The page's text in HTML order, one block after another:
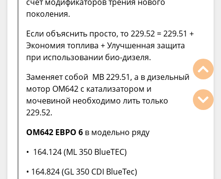
поколения.
Если объяснить просто, то 229.52 = 229.51 +
Экономия топлива + Улучшенная защита
при использовании био-дизеля.
Заменяет собой MB 229.51, а в дизельный
мотор OM642 с катализатором и
мочевиной необходимо лить только
229.52.
OM642 ЕВРО 6 в модельно ряду
• 164.124 (ML 350 BlueTEC)
• 164.824 (GL 350 CDI BlueTec)